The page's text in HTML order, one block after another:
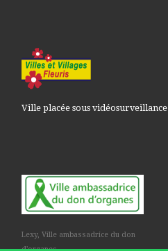
Ville placée sous vidéosurveillance
Lexy, Ville ambassadrice du don